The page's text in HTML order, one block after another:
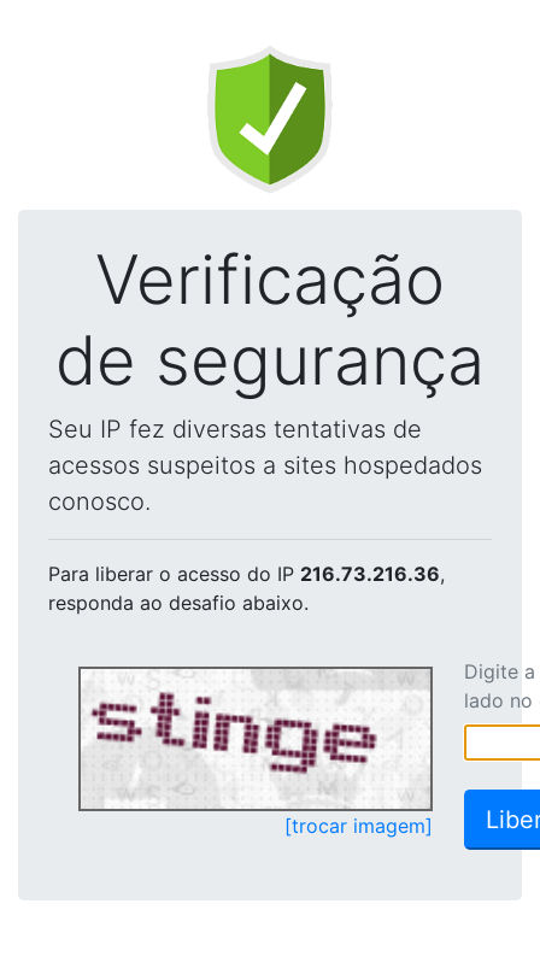
Verificação
de segurança
Seu IP fez diversas tentativas de
acessos suspeitos a sites hospedados
conosco.
Para liberar o acesso do IP 216.73.216.36,
responda ao desafio abaixo.
[trocar imagem]
Digite
lado no